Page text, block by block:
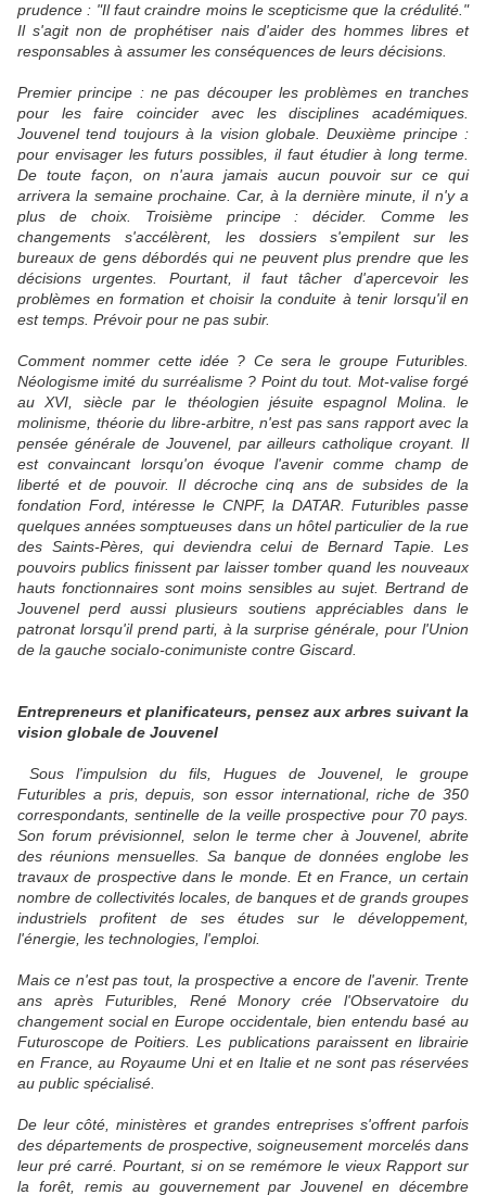
prudence : "Il faut craindre moins le scepticisme que la crédulité."
Il s'agit non de prophétiser nais d'aider des hommes libres et
responsables à assumer les conséquences de leurs décisions.
Premier principe : ne pas découper les problèmes en tranches
pour les faire coincider avec les disciplines académiques.
Jouvenel tend toujours à la vision globale. Deuxième principe :
pour envisager les futurs possibles, il faut étudier à long terme.
De toute façon, on n'aura jamais aucun pouvoir sur ce qui
arrivera la semaine prochaine. Car, à la dernière minute, il n'y a
plus de choix. Troisième principe : décider. Comme les
changements s'accélèrent, les dossiers s'empilent sur les
bureaux de gens débordés qui ne peuvent plus prendre que les
décisions urgentes. Pourtant, il faut tâcher d'apercevoir les
problèmes en formation et choisir la conduite à tenir lorsqu'il en
est temps. Prévoir pour ne pas subir.
Comment nommer cette idée ? Ce sera le groupe Futuribles.
Néologisme imité du surréalisme ? Point du tout. Mot-valise forgé
au XVI, siècle par le théologien jésuite espagnol Molina. le
molinisme, théorie du libre-arbitre, n'est pas sans rapport avec la
pensée générale de Jouvenel, par ailleurs catholique croyant. Il
est convaincant lorsqu'on évoque l'avenir comme champ de
liberté et de pouvoir. Il décroche cinq ans de subsides de la
fondation Ford, intéresse le CNPF, la DATAR. Futuribles passe
quelques années somptueuses dans un hôtel particulier de la rue
des Saints-Pères, qui deviendra celui de Bernard Tapie. Les
pouvoirs publics finissent par laisser tomber quand les nouveaux
hauts fonctionnaires sont moins sensibles au sujet. Bertrand de
Jouvenel perd aussi plusieurs soutiens appréciables dans le
patronat lorsqu'il prend parti, à la surprise générale, pour l'Union
de la gauche sociaIo-conimuniste contre Giscard.
Entrepreneurs et planificateurs, pensez aux arbres suivant la
vision globale de Jouvenel
Sous l'impulsion du fils, Hugues de Jouvenel, le groupe
Futuribles a pris, depuis, son essor international, riche de 350
correspondants, sentinelle de la veille prospective pour 70 pays.
Son forum prévisionnel, selon le terme cher à Jouvenel, abrite
des réunions mensuelles. Sa banque de données englobe les
travaux de prospective dans le monde. Et en France, un certain
nombre de collectivités locales, de banques et de grands groupes
industriels profitent de ses études sur le développement,
l'énergie, les technologies, l'emploi.
Mais ce n'est pas tout, la prospective a encore de l'avenir. Trente
ans après Futuribles, René Monory crée l'Observatoire du
changement social en Europe occidentale, bien entendu basé au
Futuroscope de Poitiers. Les publications paraissent en librairie
en France, au Royaume Uni et en Italie et ne sont pas réservées
au public spécialisé.
De leur côté, ministères et grandes entreprises s'offrent parfois
des départements de prospective, soigneusement morcelés dans
leur pré carré. Pourtant, si on se remémore le vieux Rapport sur
la forêt, remis au gouvernement par Jouvenel en décembre